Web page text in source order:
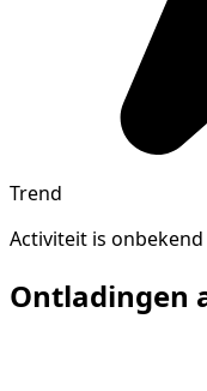
Trend
Activiteit is onbekend
Ontladingen